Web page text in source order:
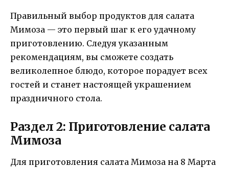
Правильный выбор продуктов для салата
Мимоза — это первый шаг к его удачному
приготовлению. Следуя указанным
рекомендациям, вы сможете создать
великолепное блюдо, которое порадует всех
гостей и станет настоящей украшением
праздничного стола.
Раздел 2: Приготовление салата
Мимоза
Для приготовления салата Мимоза на 8 Марта